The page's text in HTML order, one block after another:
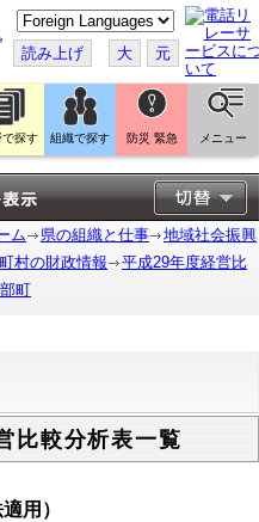
こ
の
ペ
ー
ジ
翻
訳
す
る
読み上げ 大 元
で探す 組織で探す 防災 緊急 メニュー
ム 県の組織と仕事
地域社会振興
村の財政情報
平成29年度経営比
町
比較分析表一覧
用）